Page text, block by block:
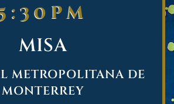
MISA
METROPOLITANA DE
MONTERREY